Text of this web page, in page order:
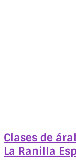
Clases de
La Ranilla